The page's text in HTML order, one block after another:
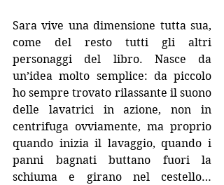
Sara vive una dimensione tutta sua,
come del resto tutti gli altri
personaggi del libro. Nasce da
un’idea molto semplice: da piccolo
ho sempre trovato rilassante il suono
delle lavatrici in azione, non in
centrifuga ovviamente, ma proprio
quando inizia il lavaggio, quando i
panni bagnati buttano fuori la
schiuma e girano nel cestello…